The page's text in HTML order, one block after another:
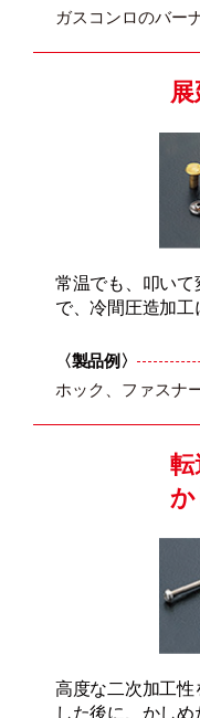
ガスコンロのバー
展
常温でも、叩い
で、冷間圧造加工
〈製品例〉
ホック、ファスナ
転
高度な二次加工
した後に、かし